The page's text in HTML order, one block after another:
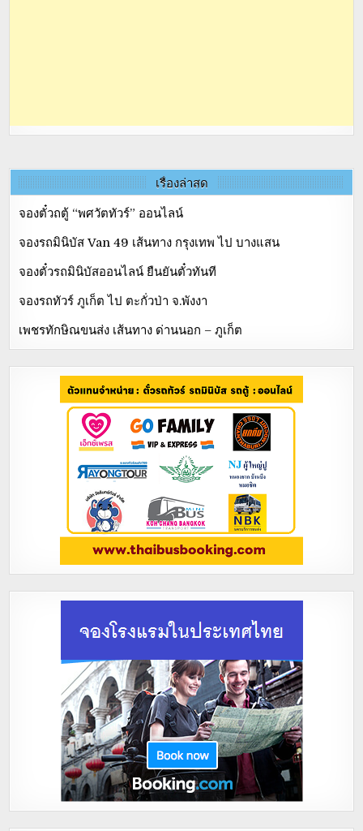
เรื่องล่าสุด
จองตั๋วถตู้ “พศวัตทัวร์” ออนไลน์
จองรถมินิบัส Van 49 เส้นทาง กรุงเทพ ไป บางแสน
จองตั๋วรถมินิบัสออนไลน์ ยืนยันตั๋วทันที
จองรถทัวร์ ภูเก็ต ไป ตะกั่วป่า จ.พังงา
เพชรทักษิณขนส่ง เส้นทาง ด่านนอก – ภูเก็ต